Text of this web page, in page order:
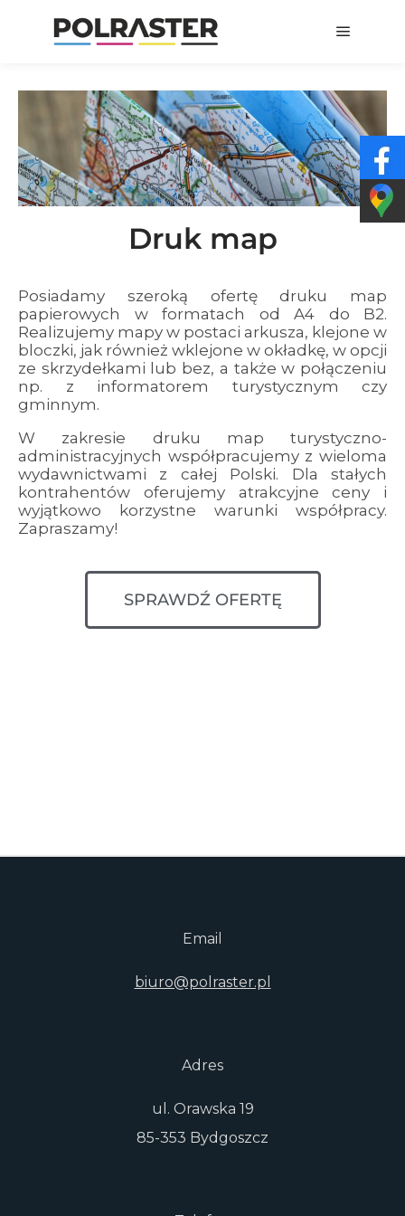
Druk map
Posiadamy szeroką ofertę druku map
papierowych w formatach od A4 do B2.
Realizujemy mapy w postaci arkusza, klejone w
bloczki, jak również wklejone w okładkę, w opcji
ze skrzydełkami lub bez, a także w połączeniu
np. z informatorem turystycznym czy
gminnym.
W zakresie druku map turystyczno-
administracyjnych współpracujemy z wieloma
wydawnictwami z całej Polski. Dla stałych
kontrahentów oferujemy atrakcyjne ceny i
wyjątkowo korzystne warunki współpracy.
Zapraszamy!
SPRAWDŹ OFERTĘ
Email
biuro@polraster.pl
Adres
ul. Orawska 19
85-353 Bydgoszcz